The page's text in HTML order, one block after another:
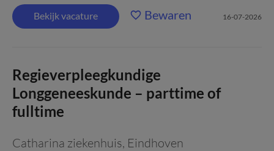
Bekijk vacature Bewaren 16-07-2026
Regieverpleegkundige
Longgeneeskunde – parttime of
fulltime
Catharina ziekenhuis, Eindhoven